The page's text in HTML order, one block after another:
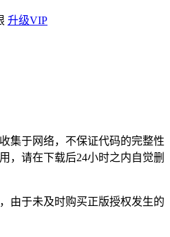
升级VIP
集于网络，不保证代码的完整性
，请在下载后24小时之内自觉删
由于未及时购买正版授权发生的